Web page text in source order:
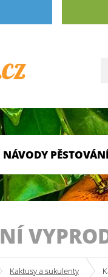
NÁVODY
Kaktusy a sukulenty